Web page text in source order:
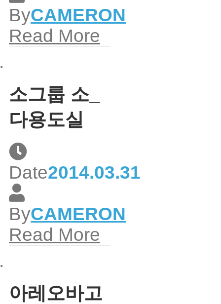
ByCAMERON
Read More
소그룹 소_
다용도실
Date2014.03.31
ByCAMERON
Read More
아레오바고